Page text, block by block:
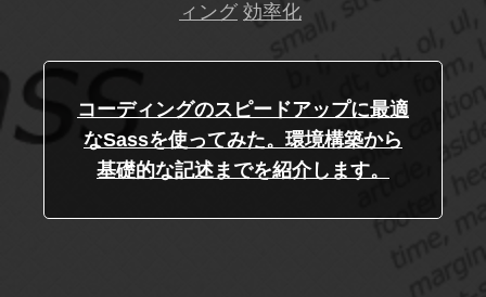
ィング 効率化
コーディングのスピードアップに最適
なSassを使ってみた。環境構築から
基礎的な記述までを紹介します。